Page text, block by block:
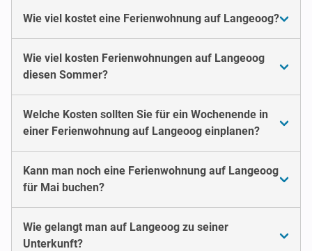
Wie viel kostet eine Ferienwohnung auf Langeoog?
Wie viel kosten Ferienwohnungen auf Langeoog
diesen Sommer?
Welche Kosten sollten Sie für ein Wochenende in
einer Ferienwohnung auf Langeoog einplanen?
Kann man noch eine Ferienwohnung auf Langeoog
für Mai buchen?
Wie gelangt man auf Langeoog zu seiner
Unterkunft?